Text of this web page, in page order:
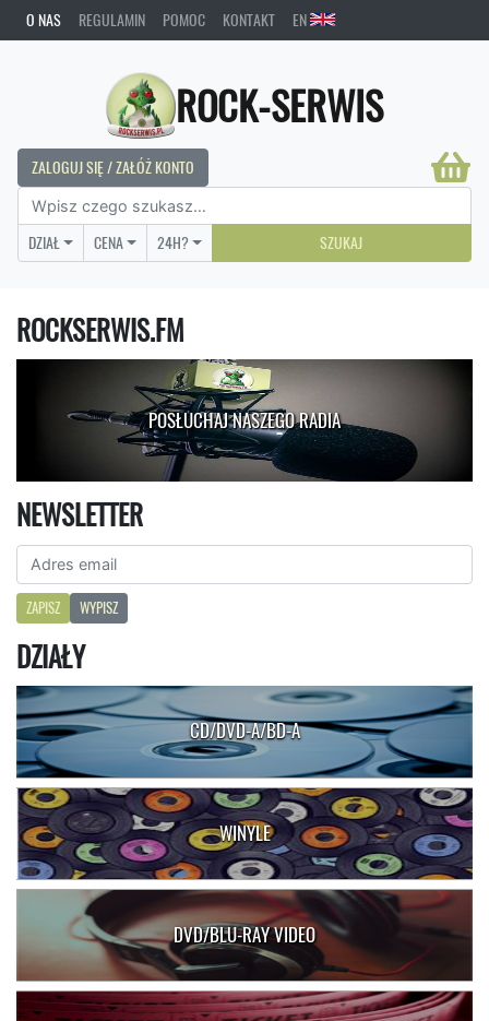
O NAS REGULAMIN POMOC KONTAKT EN
ROCK-SERWIS
ZALOGUJ SIĘ / ZAŁÓŻ KONTO
DZIAŁ CENA 24H? SZUKAJ
ROCKSERWIS.FM
POSŁUCHAJ NASZEGO RADIA
NEWSLETTER
ZAPISZ WYPISZ
DZIAŁY
CD/DVD-A/BD-A
WINYLE
DVD/BLU-RAY VIDEO